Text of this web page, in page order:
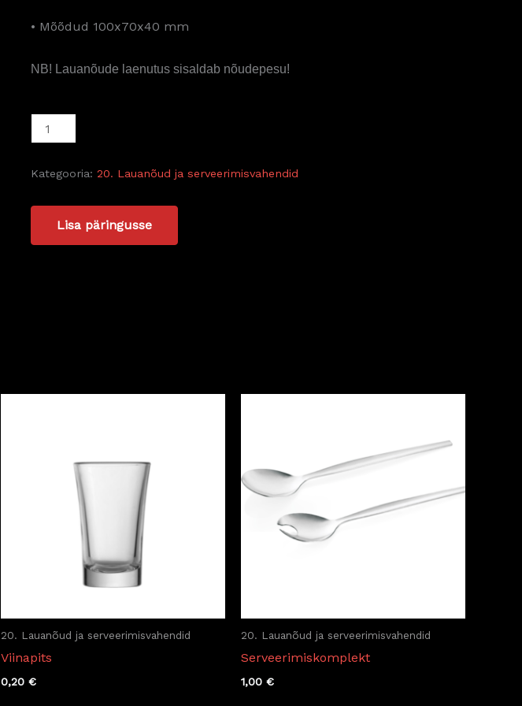
• Mõõdud 100x70x40 mm
NB! Lauanõude laenutus sisaldab nõudepesu!
Kategooria: 20. Lauanõud ja serveerimisvahendid
Lisa päringusse
20. Lauanõud ja serveerimisvahendid
Viinapits
0,20 €
20. Lauanõud ja serveerimisvahendid
Serveerimiskomplekt
1,00 €